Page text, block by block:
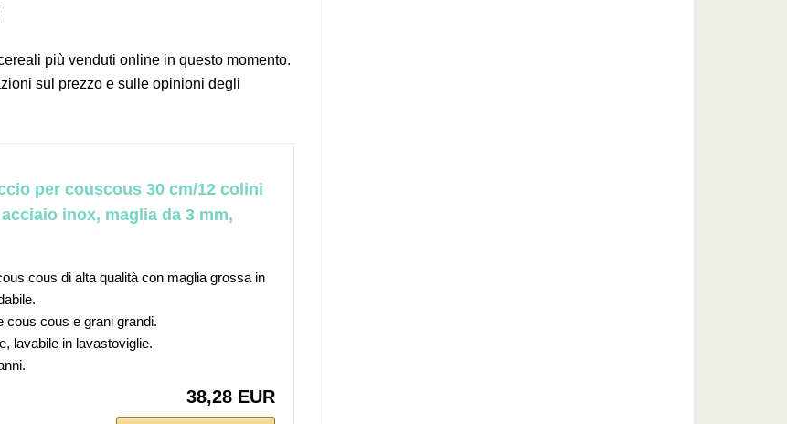
più venduti online in questo momento.
sul prezzo e sulle opinioni degli
per couscous 30 cm/12 colini
inox, maglia da 3 mm,
cous di alta qualità con maglia grossa in
cous cous e grani grandi.
lavabile in lavastoviglie.
38,28 EUR